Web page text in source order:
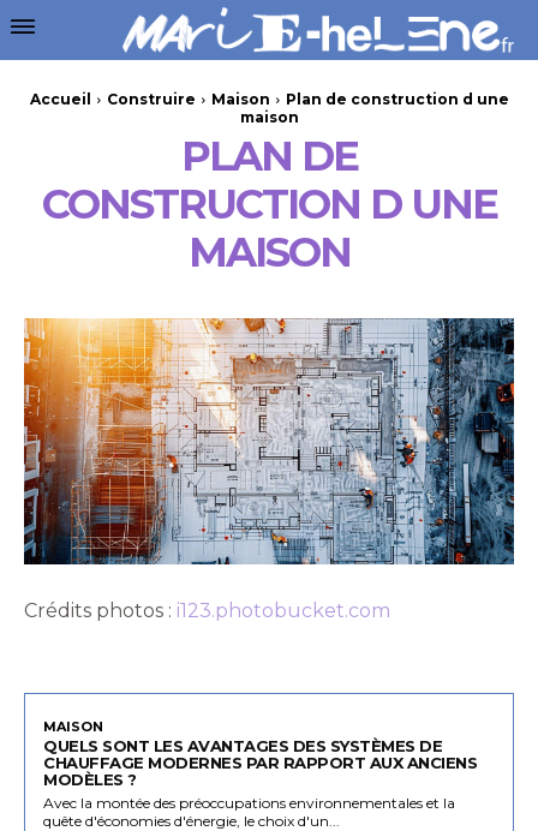
Accueil Construire Maison
Plan de construction d une
maison
PLAN DE
CONSTRUCTION D UNE
MAISON
Crédits photos : i123.photobucket.com
MAISON
QUELS SONT LES AVANTAGES DES SYSTÈMES DE
CHAUFFAGE MODERNES PAR RAPPORT AUX ANCIENS
MODÈLES ?
Avec la montée des préoccupations environnementales et la
quête d'économies d'énergie, le choix d'un...